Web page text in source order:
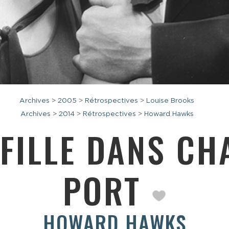
Archives > 2005 > Rétrospectives > Louise Brooks
Archives > 2014> Rétrospectives > Howard Hawks
DANS
PORT